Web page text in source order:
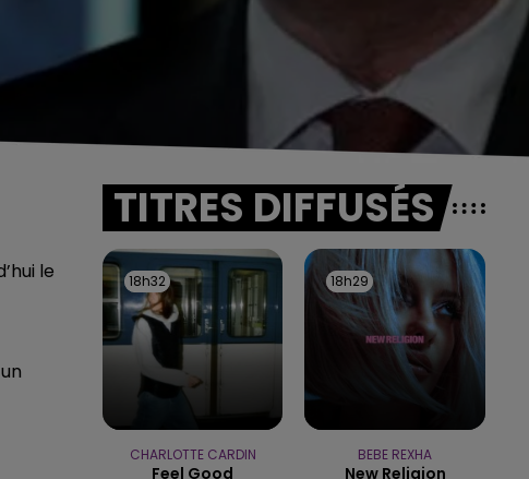
le
TITRES DIFFUSÉS
18h32
18h32
CHARLOTTE CARDIN
Feel Good
18h29
18h29
BEBE REXHA
New Religion